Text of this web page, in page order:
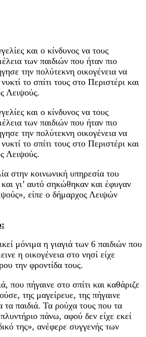
και ο κίνδυνος να τους
των παιδιών που ήταν πιο
την πολύτεκνη οικογένεια να
το σπίτι τους στο Περιστέρι και
Λειψούς.
και ο κίνδυνος να τους
των παιδιών που ήταν πιο
την πολύτεκνη οικογένεια να
το σπίτι τους στο Περιστέρι και
Λειψούς.
στην κοινωνική υπηρεσία του
γι’ αυτό σηκώθηκαν και έφυγαν
είπε ο δήμαρχος Λειψών
μόνιμα η γιαγιά των 6 παιδιών που
η οικογένεια στο νησί είχε
την φροντίδα τους.
που πήγαινε στο σπίτι και καθάριζε
της μαγείρευε, της πήγαινε
τα παιδιά. Τα ρούχα τους που τα
πάνω, αφού δεν είχε εκεί
της», ανέφερε συγγενής των